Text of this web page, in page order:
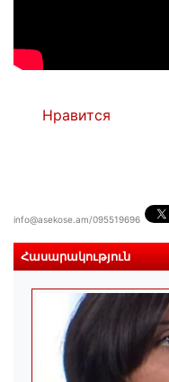
Нравится
info@asekose.am/095519696
Հասարակություն